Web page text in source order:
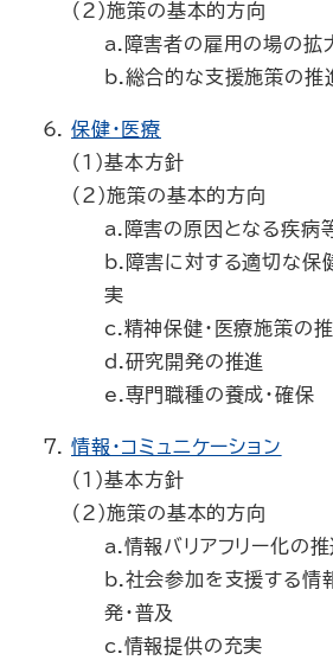
（2）施策の基本的方向
a.障害者の雇用の場の拡
b.総合的な支援施策の推
保健・医療
（1）基本方針
（2）施策の基本的方向
a.障害の原因となる疾病
b.障害に対する適切な保
実
c.精神保健・医療施策の
d.研究開発の推進
e.専門職種の養成・確保
情報・コミュニケーション
（1）基本方針
（2）施策の基本的方向
a.情報バリアフリー化の推
b.社会参加を支援する情
発・普及
c.情報提供の充実